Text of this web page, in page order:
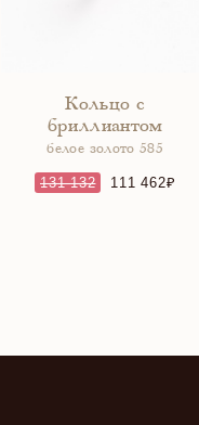
Кольцо с
бриллиантом
белое золото 585
131 132 111 462